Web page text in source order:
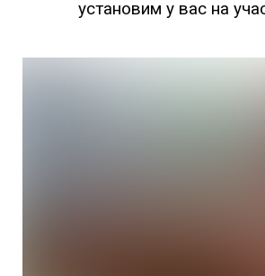
установим у вас на